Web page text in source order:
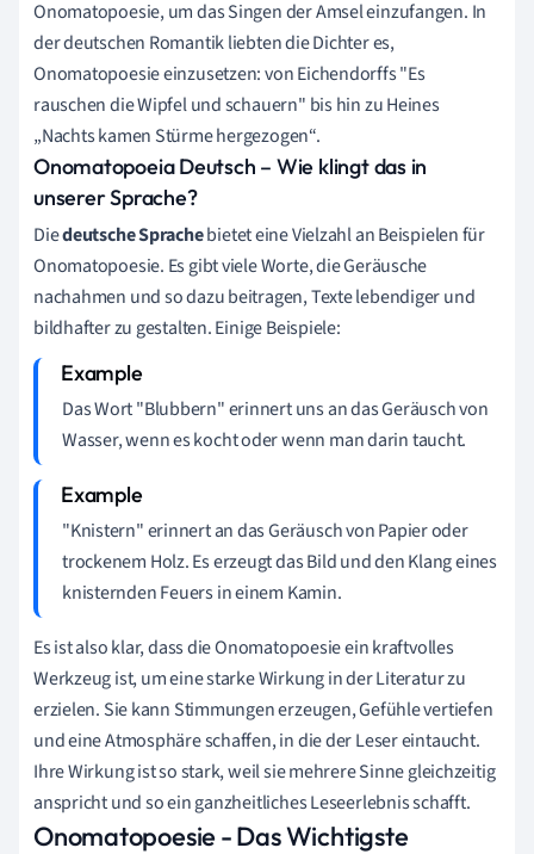
Onomatopoesie, um das Singen der Amsel einzufangen. In
der deutschen Romantik liebten die Dichter es,
Onomatopoesie einzusetzen: von Eichendorffs "Es
rauschen die Wipfel und schauern" bis hin zu Heines
„Nachts kamen Stürme hergezogen“.
Onomatopoeia Deutsch – Wie klingt das in
unserer Sprache?
Diedeutsche Sprachebietet eine Vielzahl an Beispielen für
Onomatopoesie. Es gibt viele Worte, die Geräusche
nachahmen und so dazu beitragen, Texte lebendiger und
bildhafter zu gestalten. Einige Beispiele:
Das Wort "Blubbern" erinnert uns an das Geräusch von
Wasser, wenn es kocht oder wenn man darin taucht.
"Knistern" erinnert an das Geräusch von Papier oder
trockenem Holz. Es erzeugt das Bild und den Klang eines
knisternden Feuers in einem Kamin.
Es ist also klar, dass die Onomatopoesie ein kraftvolles
Werkzeug ist, um eine starke Wirkung in der Literatur zu
erzielen. Sie kann Stimmungen erzeugen, Gefühle vertiefen
und eine Atmosphäre schaffen, in die der Leser eintaucht.
Ihre Wirkung ist so stark, weil sie mehrere Sinne gleichzeitig
anspricht und so ein ganzheitliches Leseerlebnis schafft.
Onomatopoesie - Das Wichtigste